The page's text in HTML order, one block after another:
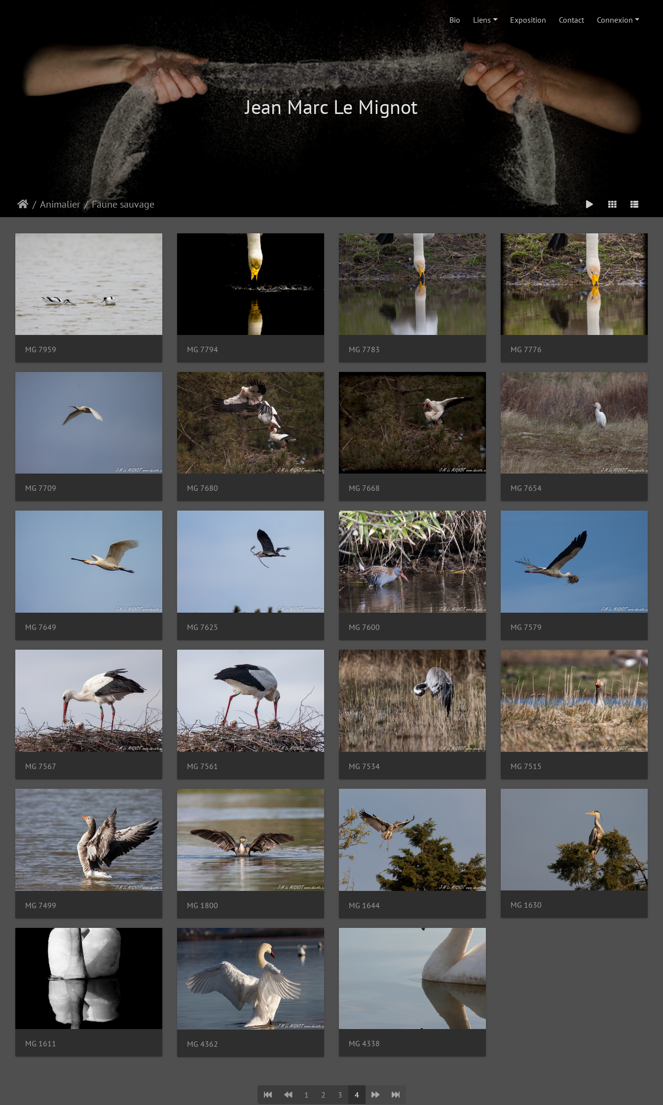
Bio Liens Exposition Contact Connexion
Jean Marc Le Mignot
Animalier Faune sauvage
MG 7959 MG 7794 MG 7783 MG 7776
MG 7709 MG 7680 MG 7668 MG 7654
MG 7649 MG 7625 MG 7600 MG 7579
MG 7567 MG 7561 MG 7534 MG 7515
MG 7499 MG 1800 MG 1644 MG 1630
MG 1611 MG 4362 MG 4338
1 2 3 4